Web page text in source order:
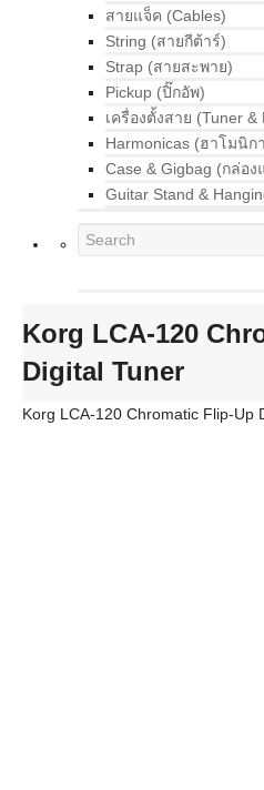
สายแจ็ค (Cables)
String (สายกีต้าร์)
Strap (สายสะพาย)
Pickup (ปิ๊กอัพ)
เครื่องตั้งสาย (Tuner &
Harmonicas (ฮาโมนิก
Case & Gigbag (กล่อ
Guitar Stand &
Korg LCA-120
Digital Tuner
Korg LCA-120 Chromatic Flip-Up